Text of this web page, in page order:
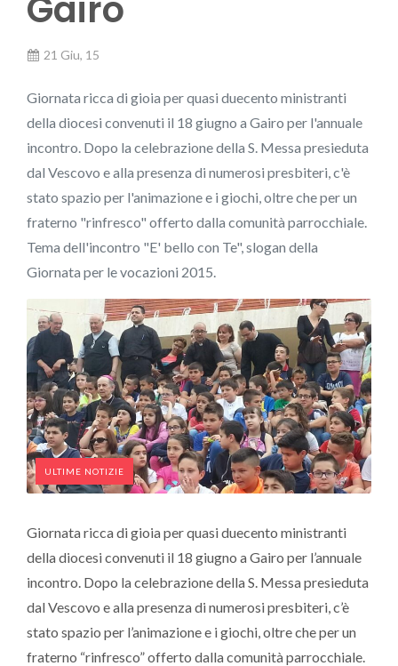
Gairo
21 Giu, 15
Giornata ricca di gioia per quasi duecento ministranti
della diocesi convenuti il 18 giugno a Gairo per l'annuale
incontro. Dopo la celebrazione della S. Messa presieduta
dal Vescovo e alla presenza di numerosi presbiteri, c'è
stato spazio per l'animazione e i giochi, oltre che per un
fraterno "rinfresco" offerto dalla comunità parrocchiale.
Tema dell'incontro "E' bello con Te", slogan della
Giornata per le vocazioni 2015.
ULTIME NOTIZIE
Giornata ricca di gioia per quasi duecento ministranti
della diocesi convenuti il 18 giugno a Gairo per l’annuale
incontro. Dopo la celebrazione della S. Messa presieduta
dal Vescovo e alla presenza di numerosi presbiteri, c’è
stato spazio per l’animazione e i giochi, oltre che per un
fraterno “rinfresco” offerto dalla comunità parrocchiale.